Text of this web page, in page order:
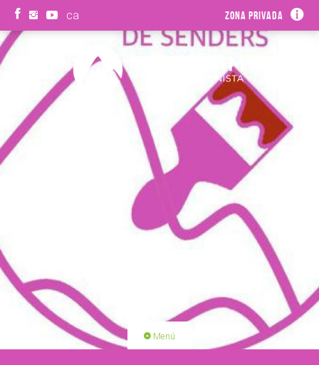
ca Zona privada
Menú